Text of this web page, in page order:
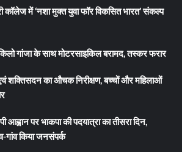
कॉलेज में ‘नशा मुक्त युवा फॉर विकसित भारत’ संकल्प
गांजा के साथ मोटरसाइकिल बरामद, तस्कर फरार
शक्तिसदन का औचक निरीक्षण, बच्चों और महिलाओं
आह्वान पर भाकपा की पदयात्रा का तीसरा दिन,
गांव किया जनसंपर्क